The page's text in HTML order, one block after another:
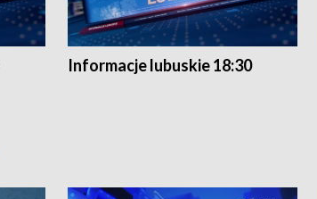
Informacje lubuskie 18:30